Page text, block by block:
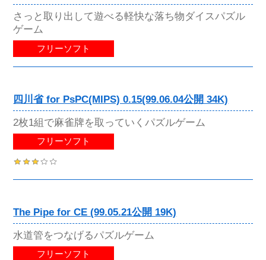
さっと取り出して遊べる軽快な落ち物ダイスパズル
ゲーム
フリーソフト
四川省 for PsPC(MIPS) 0.15(99.06.04公開 34K)
2枚1組で麻雀牌を取っていくパズルゲーム
フリーソフト
The Pipe for CE (99.05.21公開 19K)
水道管をつなげるパズルゲーム
フリーソフト